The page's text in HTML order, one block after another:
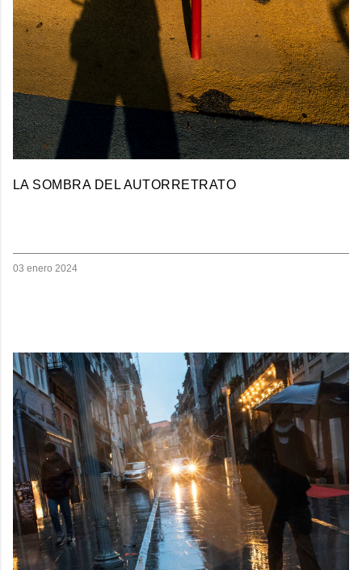
LA SOMBRA DEL AUTORRETRATO
03 enero 2024